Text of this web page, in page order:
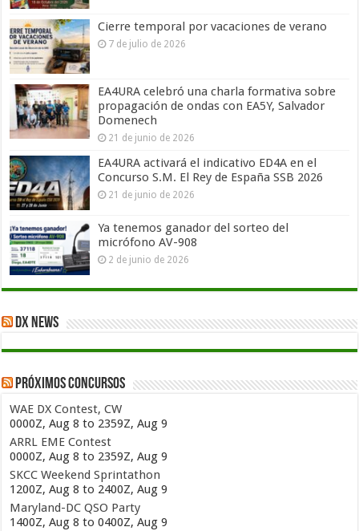
Cierre temporal por vacaciones de verano
7 de julio de 2026
EA4URA celebró una charla formativa sobre
propagación de ondas con EA5Y, Salvador
Domenech
21 de junio de 2026
EA4URA activará el indicativo ED4A en el
Concurso S.M. El Rey de España SSB 2026
21 de junio de 2026
Ya tenemos ganador del sorteo del
micrófono AV-908
2 de junio de 2026
DX News
Próximos concursos
WAE DX Contest, CW
0000Z, Aug 8 to 2359Z, Aug 9
ARRL EME Contest
0000Z, Aug 8 to 2359Z, Aug 9
SKCC Weekend Sprintathon
1200Z, Aug 8 to 2400Z, Aug 9
Maryland-DC QSO Party
1400Z, Aug 8 to 0400Z, Aug 9